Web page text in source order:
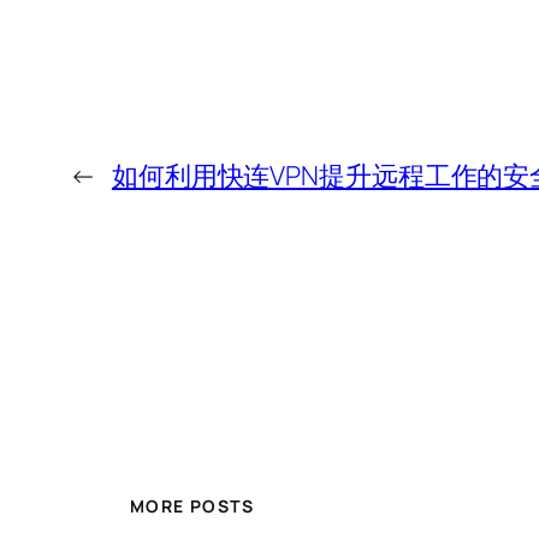
← 如何利用快连VPN提升远程工作的安
MORE POSTS